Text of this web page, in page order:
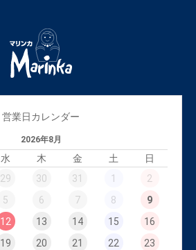
営業日カレンダー
2026年8月
水 木 金 土
日
29 30 31 1
2
5 6 7 8
9
12 13 14 15
16
19 20 21 22
23